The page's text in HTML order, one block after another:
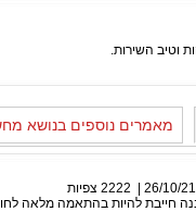
וטיב השירות.
מאמרים נוספים בנושא
26/10/21
2222 צפיות
חייבת להיות בהתאמה מלאה